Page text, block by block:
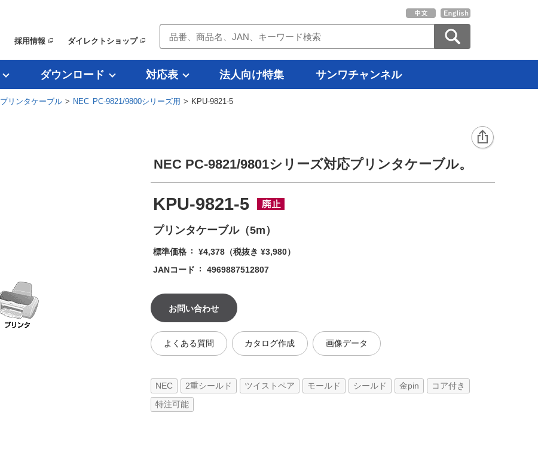
採用情報 ダイレクトショップ
ダウンロード 対応表 法人向け特集 サンワチャンネル
プリンタケーブル> NEC PC-9821/9800シリーズ用 > KPU-9821-5
NEC PC-9821/9801シリーズ対応プリンタケーブル。
KPU-9821-5
プリンタケーブル（5m）
標準価格 ¥4,378 （税抜き ¥3,980）
JANコード
4969887512807
お問い合わせ
よくある質問 カタログ作成 画像データ
NEC 2重シールド ツイストペア モールド シールド 金pin コア付き
特注可能